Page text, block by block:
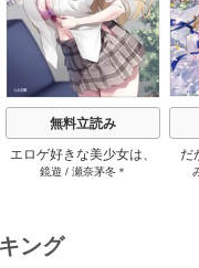
無料立読み
エロゲ好きな美少女は、
エロゲみたいなこと全部
鏡遊/ 瀬奈茅冬＊
だ
ね
ング